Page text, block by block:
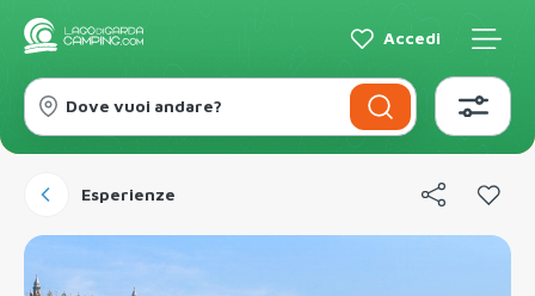
Accedi
Dove vuoi andare?
Esperienze